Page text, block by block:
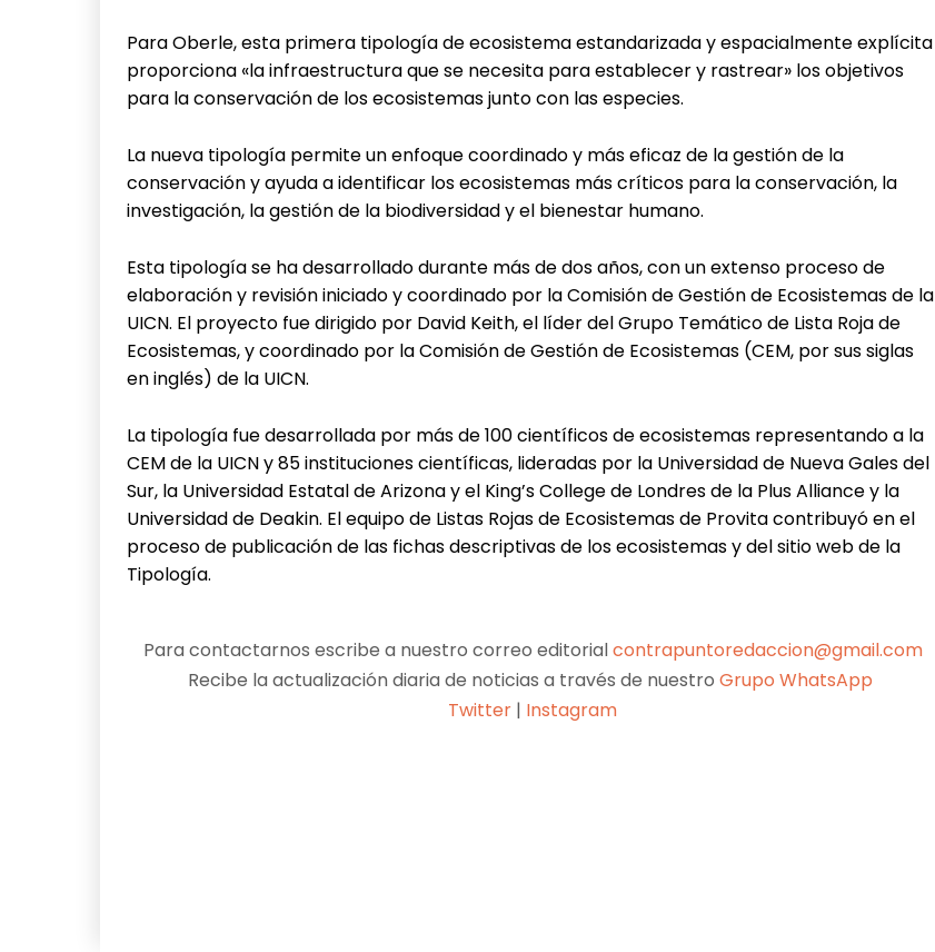
Para Oberle, esta primera tipología de ecosistema estandarizada y espacialmente explícita
proporciona «la infraestructura que se necesita para establecer y rastrear» los objetivos
para la conservación de los ecosistemas junto con las especies.
La nueva tipología permite un enfoque coordinado y más eficaz de la gestión de la
conservación y ayuda a identificar los ecosistemas más críticos para la conservación, la
investigación, la gestión de la biodiversidad y el bienestar humano.
Esta tipología se ha desarrollado durante más de dos años, con un extenso proceso de
elaboración y revisión iniciado y coordinado por la Comisión de Gestión de Ecosistemas de la
UICN. El proyecto fue dirigido por David Keith, el líder del Grupo Temático de Lista Roja de
Ecosistemas, y coordinado por la Comisión de Gestión de Ecosistemas (CEM, por sus siglas
en inglés) de la UICN.
La tipología fue desarrollada por más de 100 científicos de ecosistemas representando a la
CEM de la UICN y 85 instituciones científicas, lideradas por la Universidad de Nueva Gales del
Sur, la Universidad Estatal de Arizona y el King’s College de Londres de la Plus Alliance y la
Universidad de Deakin. El equipo de Listas Rojas de Ecosistemas de Provita contribuyó en el
proceso de publicación de las fichas descriptivas de los ecosistemas y del sitio web de la
Tipología.
Para contactarnos escribe a nuestro correo editorialcontrapuntoredaccion@gmail.com
Recibe la actualización diaria de noticias a través de nuestroGrupo WhatsApp
Twitter | Instagram